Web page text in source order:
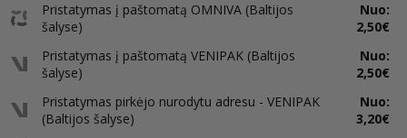
Pristatymas į paštomatą OMNIVA (Baltijos
šalyse)
Nuo:
2,50€
Pristatymas į paštomatą VENIPAK (Baltijos
šalyse)
Nuo:
2,50€
Pristatymas pirkėjo nurodytu adresu - VENIPAK
(Baltijos šalyse)
Nuo:
3,20€